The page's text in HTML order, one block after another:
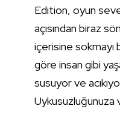
Edition, oyun
açısından biraz
içerisine sokmayı
göre insan gibi
susuyor ve
Uykusuzluğunuza